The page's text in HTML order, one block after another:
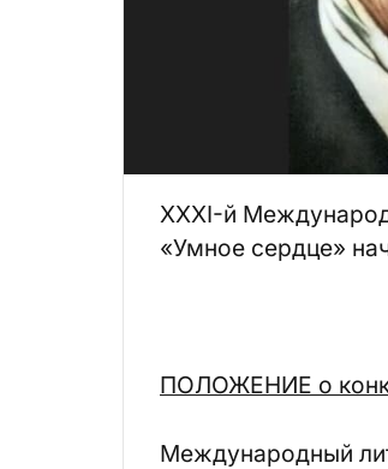
ХХХI-й
«Умное сердце»
ПОЛОЖЕНИЕ о
Международный